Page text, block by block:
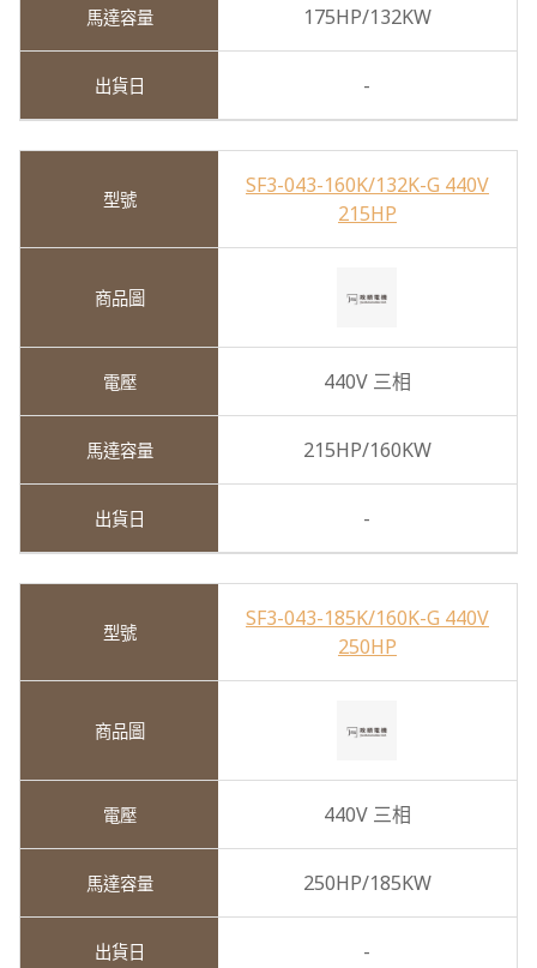
175HP/132KW
-
SF3-043-160K/132K-G 440V
215HP
440V 三相
215HP/160KW
-
SF3-043-185K/160K-G 440V
250HP
440V 三相
250HP/185KW
-